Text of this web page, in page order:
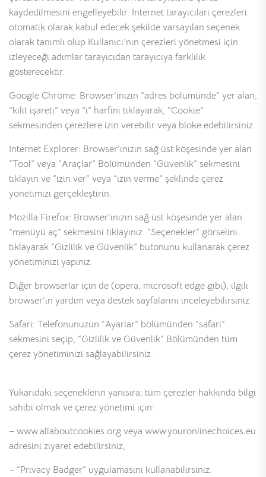
kaydedilmesini engelleyebilir. İnternet tarayıcıları çerezleri
otomatik olarak kabul edecek şekilde varsayılan seçenek
olarak tanımlı olup Kullanıcı’nın çerezleri yönetmesi için
izleyeceği adımlar tarayıcıdan tarayıcıya farklılık
gösterecektir.
Google Chrome: Browser’ınızın “adres bölümünde” yer alan,
“kilit işareti” veya “i” harfini tıklayarak, “Cookie”
sekmesinden çerezlere izin verebilir veya bloke edebilirsiniz.
Internet Explorer: Browser’ınızın sağ üst köşesinde yer alan
“Tool” veya “Araçlar” Bölümünden “Güvenlik” sekmesini
tıklayın ve “izin ver” veya “izin verme” şeklinde çerez
yönetimizi gerçekleştirin.
Mozilla Firefox: Browser’ınızın sağ üst köşesinde yer alan
“menüyü aç” sekmesini tıklayınız. “Seçenekler” görselini
tıklayarak “Gizlilik ve Güvenlik” butonunu kullanarak çerez
yönetiminizi yapınız.
Diğer browserlar için de (opera, microsoft edge gibi), ilgili
browser’ın yardım veya destek sayfalarını inceleyebilirsiniz.
Safari: Telefonunuzun “Ayarlar” bölümünden “safari”
sekmesini seçip, “Gizlilik ve Güvenlik” Bölümünden tüm
çerez yönetiminizi sağlayabilirsiniz.
Yukarıdaki seçeneklerin yanısıra; tüm çerezler hakkında bilgi
sahibi olmak ve çerez yönetimi için:
– www.allaboutcookies.org veya www.youronlinechoices.eu
adresini ziyaret edebilirsiniz,
– “Privacy Badger” uygulamasını kullanabilirsiniz.